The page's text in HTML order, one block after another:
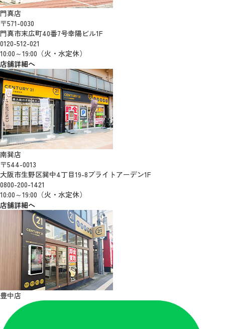
門真店
〒571-0030
門真市末広町40番7号幸陽ビル1F
0120-512-021
10:00～19:00（火・水定休）
店舗詳細へ
南巽店
〒544-0013
大阪市生野区巽中4丁目19-8ブライトアーデン1F
0800-200-1421
10:00～19:00（火・水定休）
店舗詳細へ
豊中店